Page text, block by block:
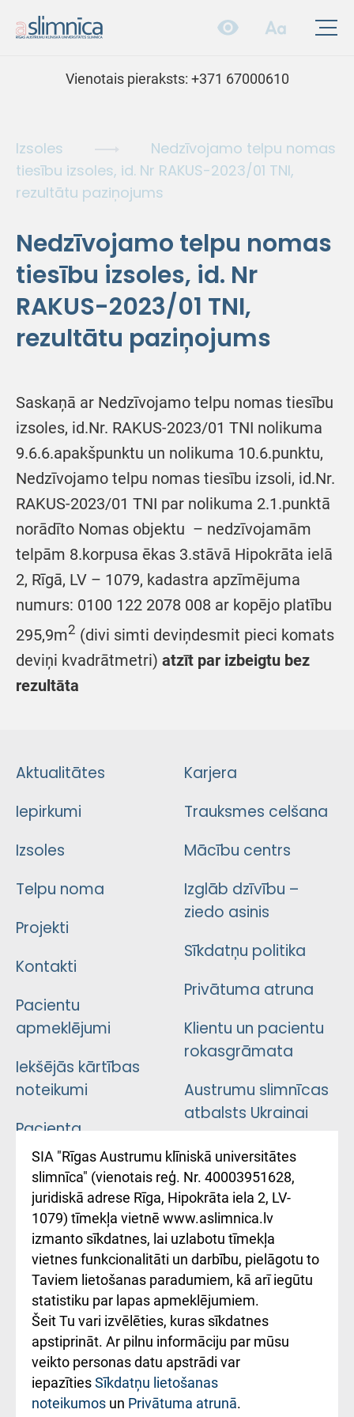
Vienotais pieraksts: +371 67000610
Izsoles
Nedzīvojamo telpu nomas
tiesību izsoles, id. Nr RAKUS-2023/01 TNI,
rezultātu paziņojums
Nedzīvojamo telpu nomas
tiesību izsoles, id. Nr
RAKUS-2023/01 TNI,
rezultātu paziņojums
Saskaņā ar Nedzīvojamo telpu nomas tiesību
izsoles, id.Nr. RAKUS-2023/01 TNI nolikuma
9.6.6.apakšpunktu un nolikuma 10.6.punktu,
Nedzīvojamo telpu nomas tiesību izsoli, id.Nr.
RAKUS-2023/01 TNI par nolikuma 2.1.punktā
norādīto Nomas objektu – nedzīvojamām
telpām 8.korpusa ēkas 3.stāvā Hipokrāta ielā
2, Rīgā, LV – 1079, kadastra apzīmējuma
numurs: 0100 122 2078 008 ar kopējo platību
295,9m2 (divi simti deviņdesmit pieci komats
deviņi kvadrātmetri) atzīt par izbeigtu bez
rezultāta
Aktualitātes
Iepirkumi
Izsoles
Telpu noma
Projekti
Kontakti
Pacientu
apmeklējumi
Iekšējās kārtības
noteikumi
Pacienta
atsauksmju/sūdzību
iesniegšanas
kārtība
Kā pie mums nokļūt
Rēķinu apmaksas
ceļvedis
Rekvizīti un
ārstniecības
iestādes kods
010000234
Karjera
Trauksmes celšana
Mācību centrs
Izglāb dzīvību –
ziedo asinis
Sīkdatņu politika
Privātuma atruna
Klientu un pacientu
rokasgrāmata
Austrumu slimnīcas
atbalsts Ukrainai
Підтримка Східної
лікарні та співпраця з
Україною
SIA "Rīgas Austrumu klīniskā universitātes
slimnīca" (vienotais reģ. Nr. 40003951628,
juridiskā adrese Rīga, Hipokrāta iela 2, LV-
1079) tīmekļa vietnē www.aslimnica.lv
izmanto sīkdatnes, lai uzlabotu tīmekļa
vietnes funkcionalitāti un darbību, pielāgotu to
Taviem lietošanas paradumiem, kā arī iegūtu
statistiku par lapas apmeklējumiem.
Šeit Tu vari izvēlēties, kuras sīkdatnes
apstiprināt. Ar pilnu informāciju par mūsu
veikto personas datu apstrādi var
iepazītiesSīkdatņu lietošanas
noteikumos un Privātuma atrunā.